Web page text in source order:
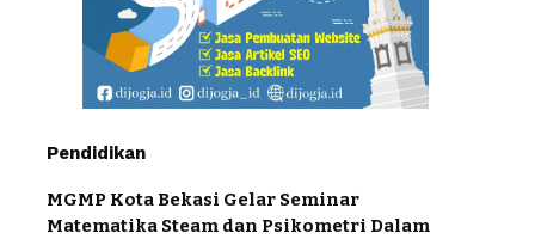
Pendidikan
MGMP Kota Bekasi Gelar Seminar
Matematika Steam dan Psikometri Dalam